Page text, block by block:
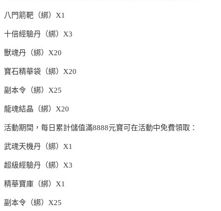
八門箭靶（綁）X1
十倍經驗丹（綁）X3
獸魂丹（綁）X20
寶石精華袋（綁）X20
副本令（綁）X25
龍魂結晶（綁）X20
活動期間，每日累計儲值滿8888元寶可在活動中免費領取：
武魂天機丹（綁）X1
超級經驗丹（綁）X3
精華寶庫（綁）X1
副本令（綁）X25